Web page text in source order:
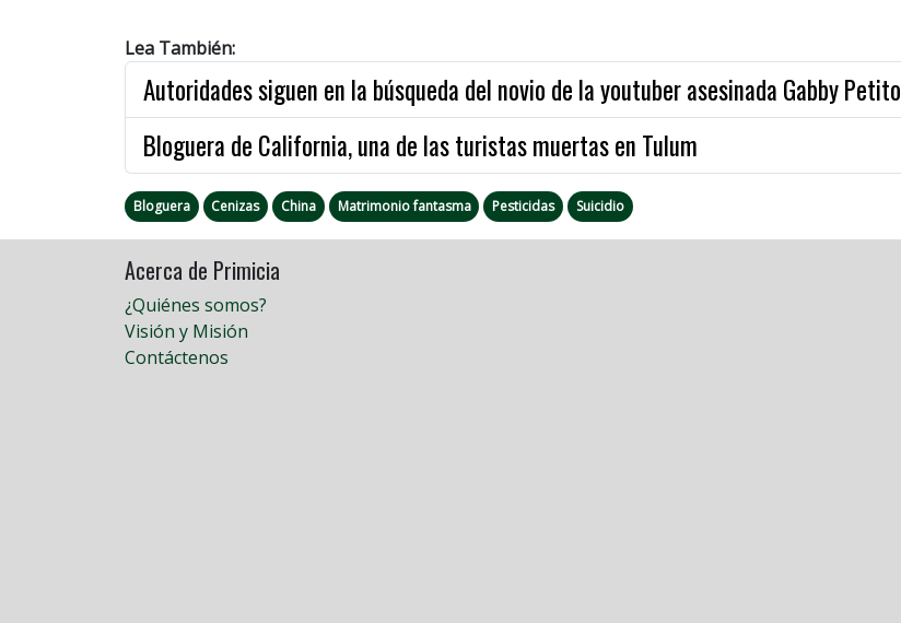
Lea También:
Autoridades siguen en la búsqueda del novio de la youtuber asesinada Gabby Petito
Bloguera de California, una de las turistas muertas en Tulum
Bloguera Cenizas China Matrimonio fantasma Pesticidas Suicidio
Acerca de Primicia
¿Quiénes somos?
Visión y Misión
Contáctenos